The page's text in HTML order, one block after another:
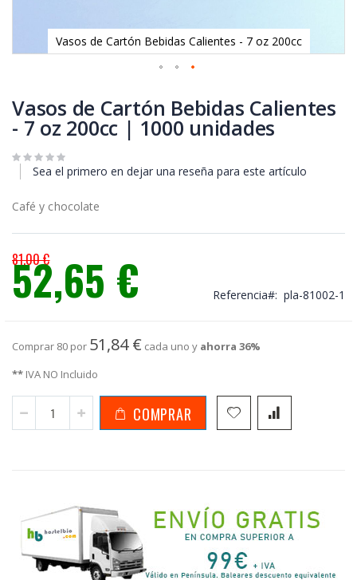
Vasos de Cartón Bebidas Calientes - 7 oz 200cc
al
comienzo
de
galería
Vasos de Cartón Bebidas Calientes
- 7 oz 200cc | 1000 unidades
Sea el primero en dejar una reseña para este artículo
Café y chocolate
81,00 €
Precio
especial
52,65 € Referencia pla-81002-1
Comprar 80 por 51,84 € cada uno y ahorra 36%
** IVA NO Incluido
COMPRAR